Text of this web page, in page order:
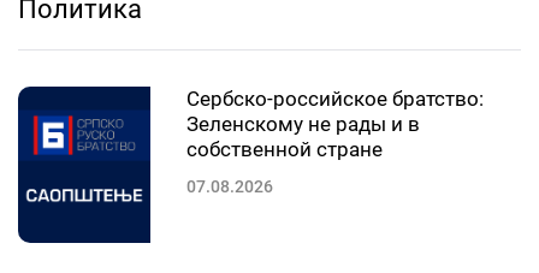
Политика
Сербско-российское братство:
Зеленскому не рады и в
собственной стране
07.08.2026